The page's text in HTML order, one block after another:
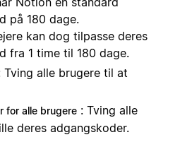
på 180 dage.
kan dog tilpasse deres
fra 1 time til 180 dage.
Tving alle brugere til at
for alle brugere : Tving alle
deres adgangskoder.